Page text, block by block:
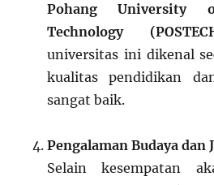
Pohang University
Technology
universitas ini dikenal
kualitas pendidikan
sangat baik.
Pengalaman Budaya dan
Selain kesempatan